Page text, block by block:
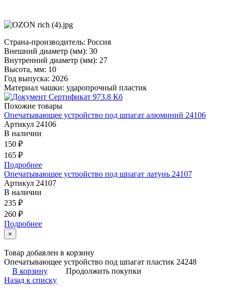
Страна-производитель: Россия
Внешний диаметр (мм): 30
Внутренний диаметр (мм): 27
Высота, мм: 10
Год выпуска: 2026
Материал чашки: ударопрочный пластик
Сертификат 973.8 Кб
Похожие товары
Опечатывающее устройство под шпагат алюминий 24106
Артикул 24106
В наличии
150 ₽
165 ₽
Подробнее
Опечатывающее устройство под шпагат латунь 24107
Артикул 24107
В наличии
235 ₽
260 ₽
Подробнее
×
Товар добавлен в корзину
Опечатывающее устройство под шпагат пластик 24248
В корзину
Продолжить покупки
Назад к списку